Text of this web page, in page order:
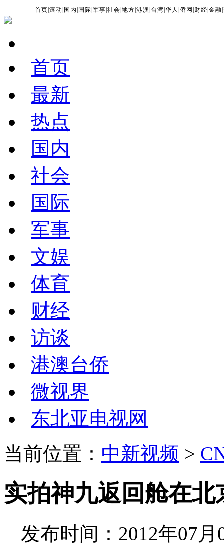
首页 |滚动 国内 国际 |军事 |社会 |地方 |港澳 台湾 |华人 |侨网 财经 |金融 |
首页
最新
热点
国内
社会
国际
军事
文娱
体育
财经
访谈
港澳台侨
微视界
东北亚电视网
当前位置： 中新视频 >
实拍神九返回舱在
发布时间：2012年07月